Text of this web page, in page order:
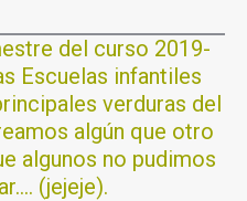
del curso 2019-
Escuelas infantiles
verduras del
algún que otro
algunos no pudimos
(jejeje).